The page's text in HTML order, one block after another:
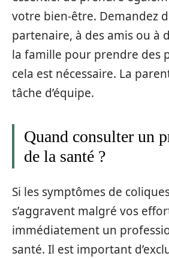
votre bien-être. Demandez
partenaire, à des amis ou à
la famille pour prendre des
cela est nécessaire. La
tâche d’équipe.
Quand consulter un
de la santé ?
Si les symptômes de
s’aggravent malgré vos
immédiatement un
santé. Il est important